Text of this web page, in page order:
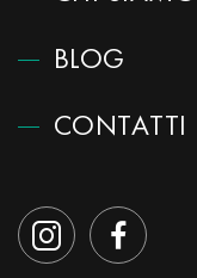
BLOG
CONTATTI